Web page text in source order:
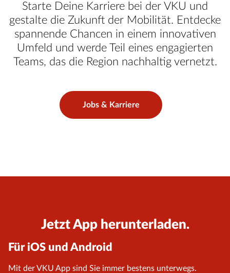
Starte Deine Karriere bei der VKU und
gestalte die Zukunft der Mobilität. Entdecke
spannende Chancen in einem innovativen
Umfeld und werde Teil eines engagierten
Teams, das die Region nachhaltig vernetzt.
Jobs & Karriere
Jetzt App herunterladen.
Für iOS und Android
Mit der VKU App sind Sie immer bestens unterwegs.